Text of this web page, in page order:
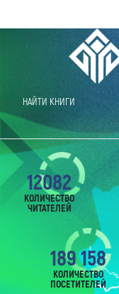
НАЙТИ КНИГИ
12082
КОЛИЧЕСТВО
ЧИТАТЕЛЕЙ
189 158
КОЛИЧЕСТВО
ПОСЕТИТЕЛЕЙ